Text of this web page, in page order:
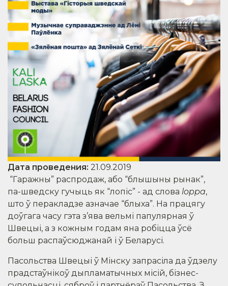
Дата проведения: 21.09.2019
“Гаражны” распродаж, або “блышыны рынак”,
па-шведску гучыць як “лопіс” - ад слова loppa,
што ў перакладзе азначае “блыха”. На працягу
доўгага часу гэта з’ява вельмі папулярная ў
Швецыі, а з кожным годам яна робіцца ўсё
больш распаўсюджанай і ў Беларусі.
Пасольства Швецыі ў Мінску запрасіла да ўдзелу
прадстаўнікоў дыпламатычных місій, бізнес-